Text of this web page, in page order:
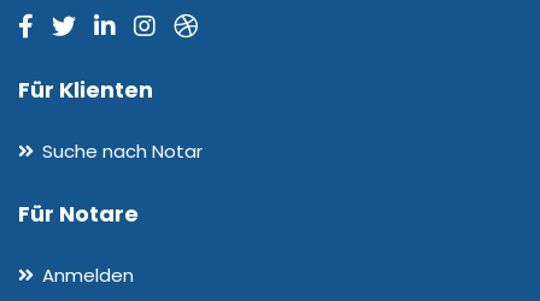
Für Klienten
Suche nach Notar
Für Notare
Anmelden